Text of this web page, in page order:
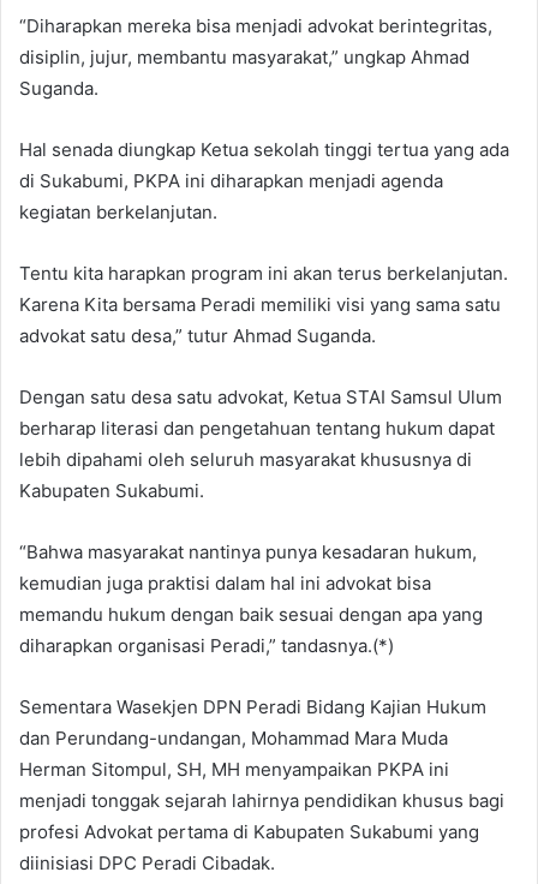
“Diharapkan mereka bisa menjadi advokat berintegritas,
disiplin, jujur, membantu masyarakat,” ungkap Ahmad
Suganda.
Hal senada diungkap Ketua sekolah tinggi tertua yang ada
di Sukabumi, PKPA ini diharapkan menjadi agenda
kegiatan berkelanjutan.
Tentu kita harapkan program ini akan terus berkelanjutan.
Karena Kita bersama Peradi memiliki visi yang sama satu
advokat satu desa,” tutur Ahmad Suganda.
Dengan satu desa satu advokat, Ketua STAI Samsul Ulum
berharap literasi dan pengetahuan tentang hukum dapat
lebih dipahami oleh seluruh masyarakat khususnya di
Kabupaten Sukabumi.
“Bahwa masyarakat nantinya punya kesadaran hukum,
kemudian juga praktisi dalam hal ini advokat bisa
memandu hukum dengan baik sesuai dengan apa yang
diharapkan organisasi Peradi,” tandasnya.(*)
Sementara Wasekjen DPN Peradi Bidang Kajian Hukum
dan Perundang-undangan, Mohammad Mara Muda
Herman Sitompul, SH, MH menyampaikan PKPA ini
menjadi tonggak sejarah lahirnya pendidikan khusus bagi
profesi Advokat pertama di Kabupaten Sukabumi yang
diinisiasi DPC Peradi Cibadak.